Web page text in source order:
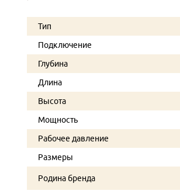
Тип
Подключение
Глубина
Длина
Высота
Мощность
Рабочее давление
Размеры
Родина бренда